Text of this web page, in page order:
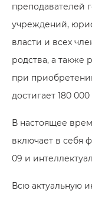
преподавателей
учреждений,
власти и всех
родства, а также
при
достигает 180
В настоящее
включает в себя
09 и
Всю актуальную